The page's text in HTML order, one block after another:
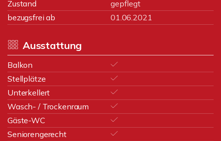
Zustand
gepflegt
bezugsfrei ab
01.06.2021
Ausstattung
Balkon
Stellplätze
Unterkellert
Wasch- / Trockenraum
Gäste-WC
Seniorengerecht